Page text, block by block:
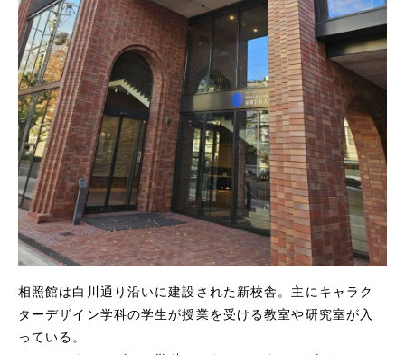
相照館は白川通り沿いに建設された新校舎。主にキャラク
ターデザイン学科の学生が授業を受ける教室や研究室が入
っている。